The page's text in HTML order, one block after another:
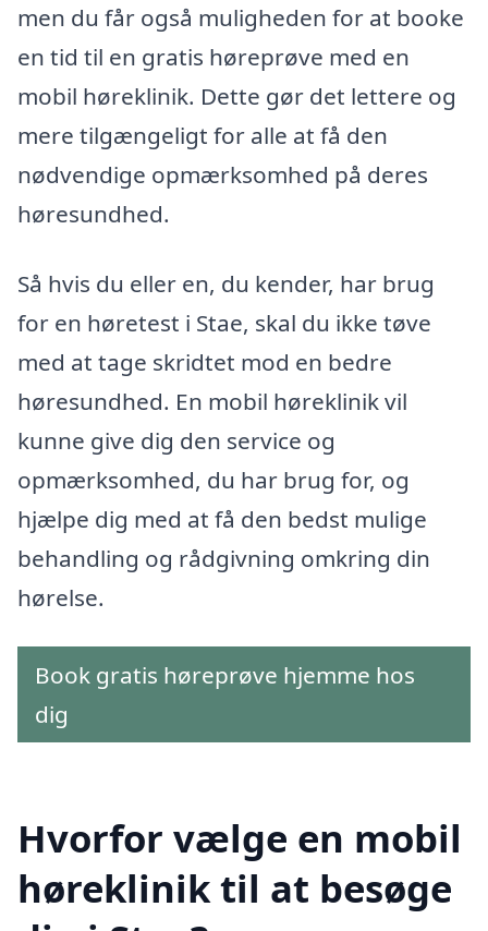
men du får også muligheden for at booke
en tid til en gratis høreprøve med en
mobil høreklinik. Dette gør det lettere og
mere tilgængeligt for alle at få den
nødvendige opmærksomhed på deres
høresundhed.
Så hvis du eller en, du kender, har brug
for en høretest i Stae, skal du ikke tøve
med at tage skridtet mod en bedre
høresundhed. En mobil høreklinik vil
kunne give dig den service og
opmærksomhed, du har brug for, og
hjælpe dig med at få den bedst mulige
behandling og rådgivning omkring din
hørelse.
Book gratis høreprøve hjemme hos
dig
Hvorfor vælge en mobil
høreklinik til at besøge